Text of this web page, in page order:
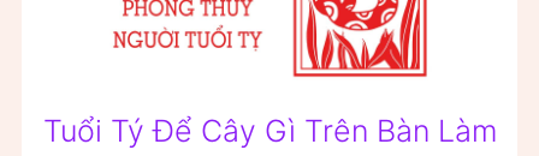
Tuổi Tý Để Cây Gì Trên Bàn Làm